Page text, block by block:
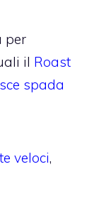
per
il Roast
spada
veloci,